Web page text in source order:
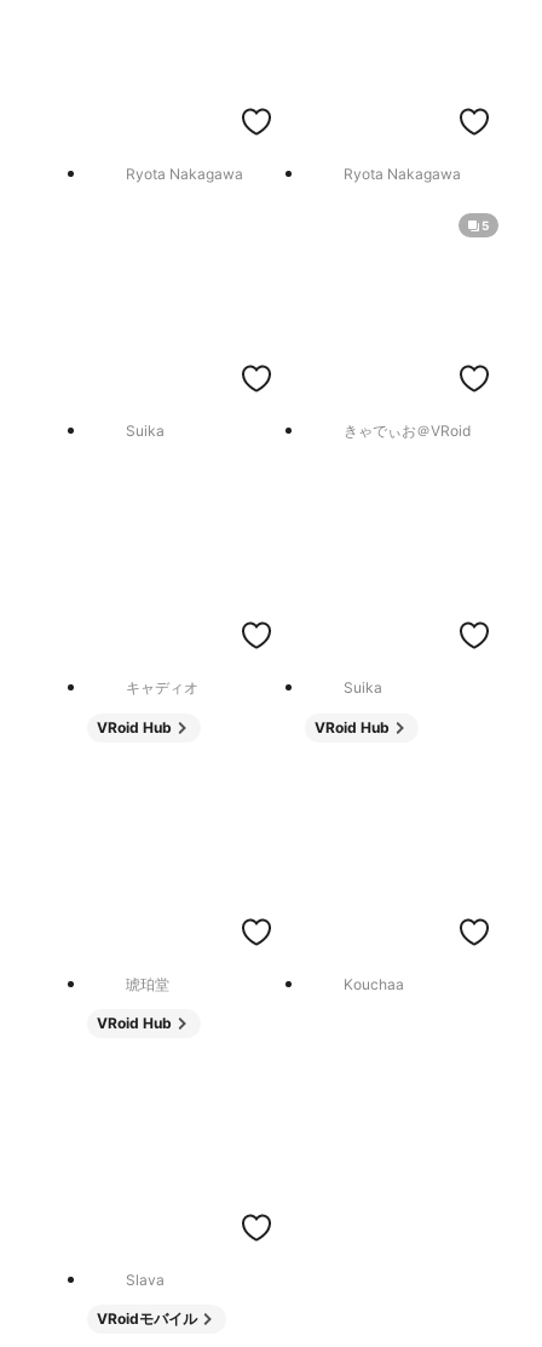
Ryota Nakagawa Ryota Nakagawa
Suika
5
きゃでぃお＠VRoid
キャディオ
VRoid Hub
Suika
VRoid Hub
琥珀堂
VRoid Hub
Kouchaa
Slava
VRoidモバイル